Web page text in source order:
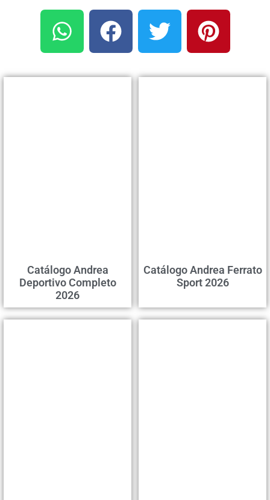
Catálogo Andrea
Deportivo Completo
2026
Catálogo Andrea Ferrato
Sport 2026